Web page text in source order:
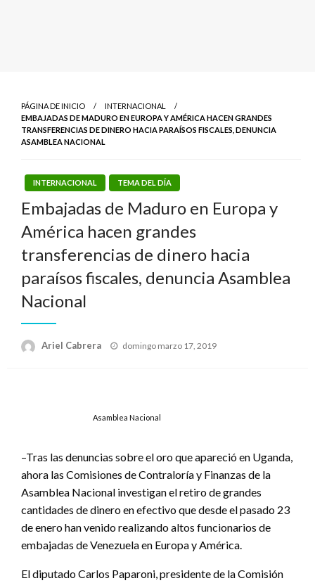
PÁGINA DE INICIO
INTERNACIONAL
EMBAJADAS DE MADURO EN EUROPA Y AMÉRICA HACEN GRANDES
TRANSFERENCIAS DE DINERO HACIA PARAÍSOS FISCALES, DENUNCIA
ASAMBLEA NACIONAL
INTERNACIONAL TEMA DEL DÍA
Embajadas de Maduro en Europa y
América hacen grandes
transferencias de dinero hacia
paraísos fiscales, denuncia Asamblea
Nacional
Ariel Cabrera
Publicado
domingo marzo 17, 2019
Asamblea Nacional
–Tras las denuncias sobre el oro que apareció en Uganda,
ahora las Comisiones de Contraloría y Finanzas de la
Asamblea Nacional investigan el retiro de grandes
cantidades de dinero en efectivo que desde el pasado 23
de enero han venido realizando altos funcionarios de
embajadas de Venezuela en Europa y América.
El diputado Carlos Paparoni, presidente de la Comisión